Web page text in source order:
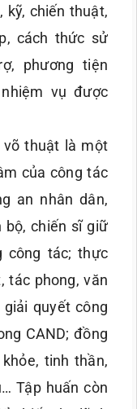
kỹ, chiến thuật,
cách thức sử
phương tiện
vụ được
võ thuật là một
của công tác
an nhân dân,
bộ, chiến sĩ giữ
công tác; thực
tác phong, văn
quyết công
CAND; đồng
tinh thần,
Tập huấn còn